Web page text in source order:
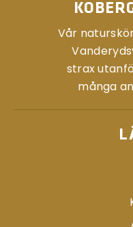
Vår
strax
många